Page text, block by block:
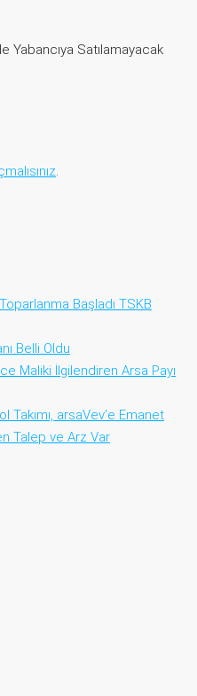
Yabancıya Satılamayacak
.
Başladı TSKB
Belli Oldu
Maliki İlgilendiren Arsa Payı
Takımı, arsaVev’e Emanet
Talep ve Arz Var